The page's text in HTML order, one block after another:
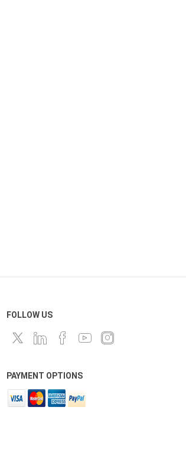
FOLLOW US
PAYMENT OPTIONS